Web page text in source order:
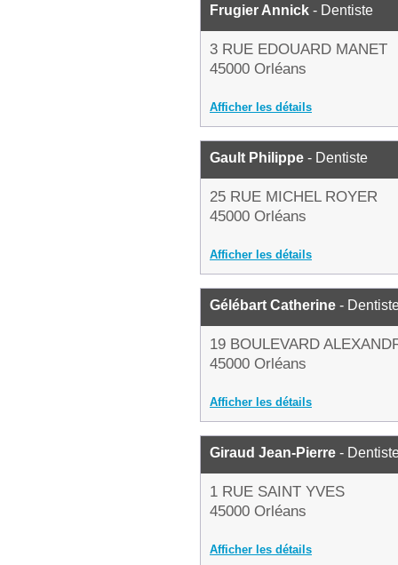
Frugier Annick - Dentiste
3 RUE EDOUARD MANET
45000 Orléans
Afficher les détails
Gault Philippe - Dentiste
25 RUE MICHEL ROYER
45000 Orléans
Afficher les détails
Gélébart Catherine -
19 BOULEVARD
45000 Orléans
Afficher les détails
Giraud Jean-Pierre -
1 RUE SAINT YVES
45000 Orléans
Afficher les détails